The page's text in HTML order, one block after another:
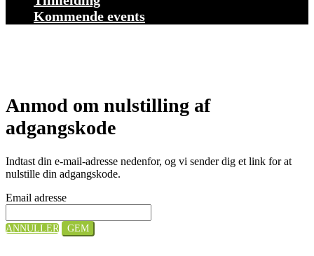
Kommende events
Anmod om nulstilling af
adgangskode
Indtast din e-mail-adresse nedenfor, og vi sender dig et link for at
nulstille din adgangskode.
Email adresse
ANNULLER GEM